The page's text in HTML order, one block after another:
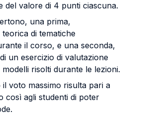
del valore di 4 punti ciascuna.
una prima,
teorica di tematiche
il corso, e una seconda,
un esercizio di valutazione
risolti durante le lezioni.
voto massimo risulta pari a
così agli studenti di poter